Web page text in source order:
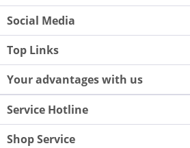
Social Media
Top Links
Your advantages with us
Service Hotline
Shop Service